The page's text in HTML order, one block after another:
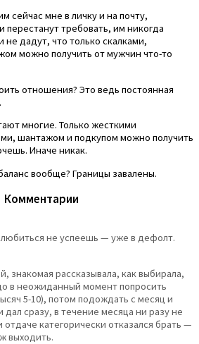
сейчас мне в личку и на почту,
требовать, им никогда
не дадут, что только скалками,
можно получить от мужчин что-то
отношения? Это ведь постоянная
многие. Только жесткими
шантажом и подкупом можно получить
Иначе никак.
вообще? Границы завалены.
Комментарии
не успеешь — уже в дефолт.
знакомая рассказывала, как выбирала,
в неожиданный момент попросить
5-10), потом подождать с месяц и
дал сразу, в течение месяца ни разу не
категорически отказался брать —
выходить.